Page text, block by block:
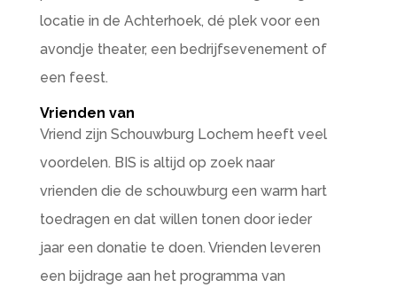
locatie in de Achterhoek, dé plek voor een
avondje theater, een bedrijfsevenement of
een feest.
Vrienden van
Vriend zijn Schouwburg Lochem heeft veel
voordelen. BIS is altijd op zoek naar
vrienden die de schouwburg een warm hart
toedragen en dat willen tonen door ieder
jaar een donatie te doen. Vrienden leveren
een bijdrage aan het programma van